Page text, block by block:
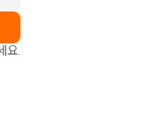
요.